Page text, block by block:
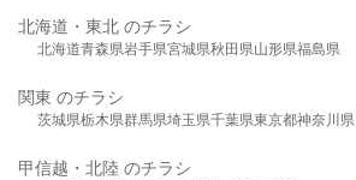
北海道・東北 のチラシ
北海道青森県岩手県宮城県秋田県山形県福島県
関東 のチラシ
茨城県栃木県群馬県埼玉県千葉県東京都神奈川県
甲信越・北陸 のチラシ